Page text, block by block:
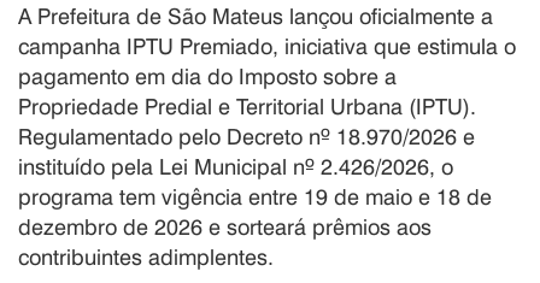
A Prefeitura de São Mateus lançou oficialmente a
campanha IPTU Premiado, iniciativa que estimula o
pagamento em dia do Imposto sobre a
Propriedade Predial e Territorial Urbana (IPTU).
Regulamentado pelo Decreto nº 18.970/2026 e
instituído pela Lei Municipal nº 2.426/2026, o
programa tem vigência entre 19 de maio e 18 de
dezembro de 2026 e sorteará prêmios aos
contribuintes adimplentes.